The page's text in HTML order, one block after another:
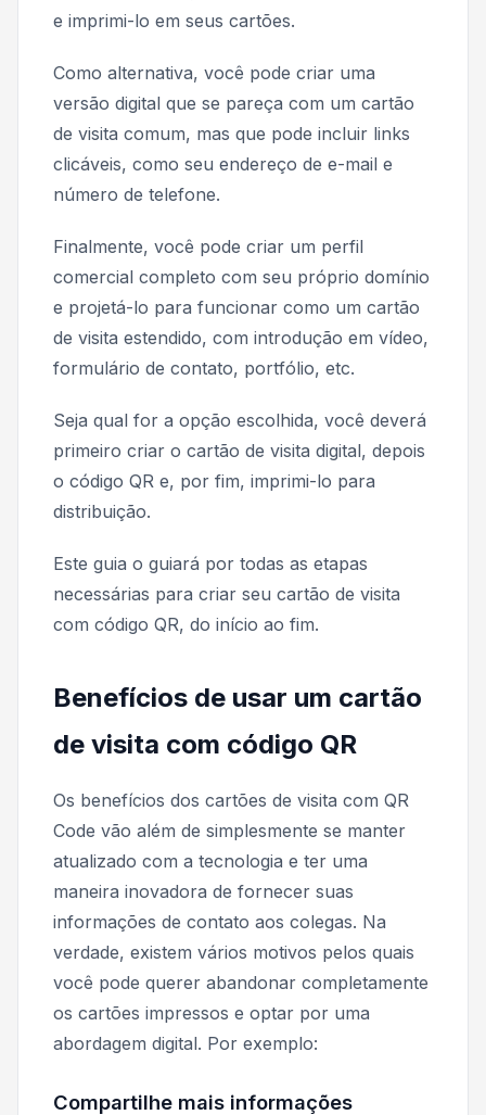
e imprimi-lo em seus cartões.
Como alternativa, você pode criar uma
versão digital que se pareça com um cartão
de visita comum, mas que pode incluir links
clicáveis, como seu endereço de e-mail e
número de telefone.
Finalmente, você pode criar um perfil
comercial completo com seu próprio domínio
e projetá-lo para funcionar como um cartão
de visita estendido, com introdução em vídeo,
formulário de contato, portfólio, etc.
Seja qual for a opção escolhida, você deverá
primeiro criar o cartão de visita digital, depois
o código QR e, por fim, imprimi-lo para
distribuição.
Este guia o guiará por todas as etapas
necessárias para criar seu cartão de visita
com código QR, do início ao fim.
Benefícios de usar um cartão
de visita com código QR
Os benefícios dos cartões de visita com QR
Code vão além de simplesmente se manter
atualizado com a tecnologia e ter uma
maneira inovadora de fornecer suas
informações de contato aos colegas. Na
verdade, existem vários motivos pelos quais
você pode querer abandonar completamente
os cartões impressos e optar por uma
abordagem digital. Por exemplo:
Compartilhe mais informações